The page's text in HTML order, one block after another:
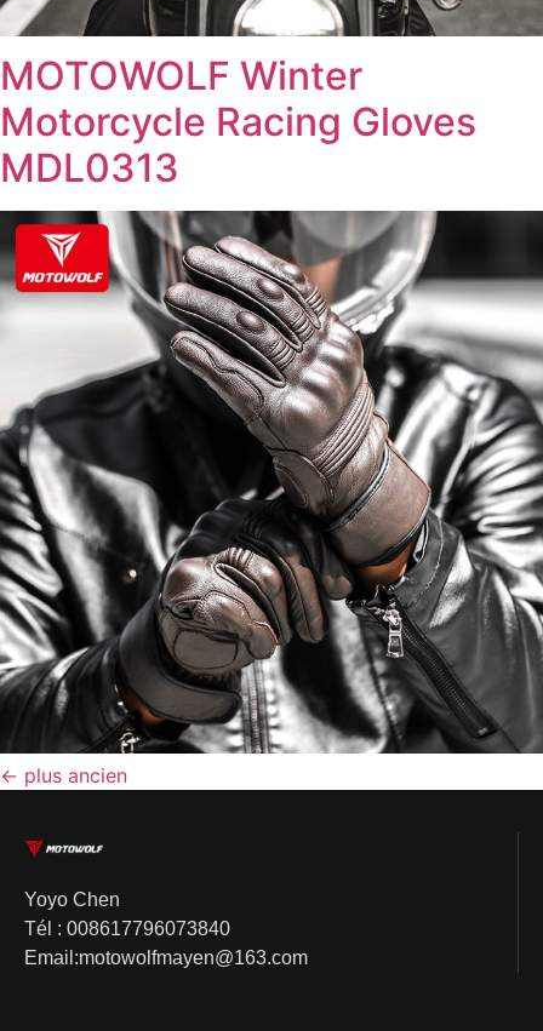
MOTOWOLF Winter
Motorcycle Racing Gloves
MDL0313
← plus ancien
Yoyo Chen
Tél : 008617796073840
Email:motowolfmayen@163.com